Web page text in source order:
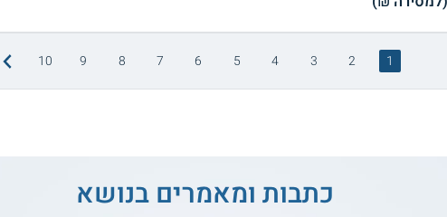
1
2
3
4
5
6
7
8
9
10
כתבות ומאמרים בנושא